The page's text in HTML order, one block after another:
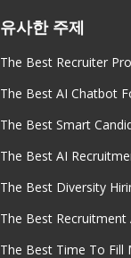
유사한 주제
The Best Recruiter
The Best AI Chatbot
The Best Smart
The Best AI
The Best Diversity
The Best Recruitment
The Best Time To Fill